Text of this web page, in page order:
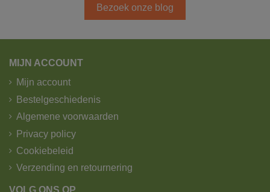
Bezoek onze blog
MIJN ACCOUNT
Mijn account
Bestelgeschiedenis
Algemene voorwaarden
Privacy policy
Cookiebeleid
Verzending en retournering